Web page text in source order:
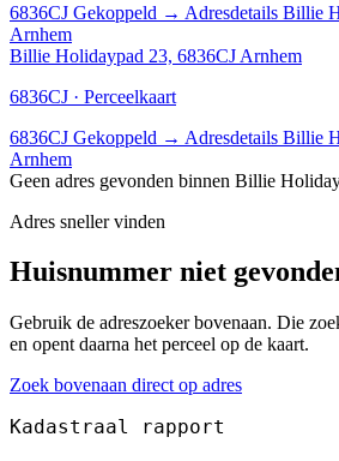
6836CJ Gekoppeld → Adresdetails Billie
Arnhem
Billie Holidaypad 23, 6836CJ Arnhem
6836CJ · Perceelkaart
6836CJ Gekoppeld → Adresdetails Billie
Arnhem
Geen adres gevonden binnen Billie
Adres sneller vinden
Huisnummer niet
Gebruik de adreszoeker bovenaan. Die
en opent daarna het perceel op de kaart.
Zoek bovenaan direct op adres
Kadastraal rapport